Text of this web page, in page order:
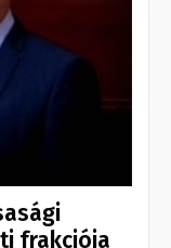
frakciója